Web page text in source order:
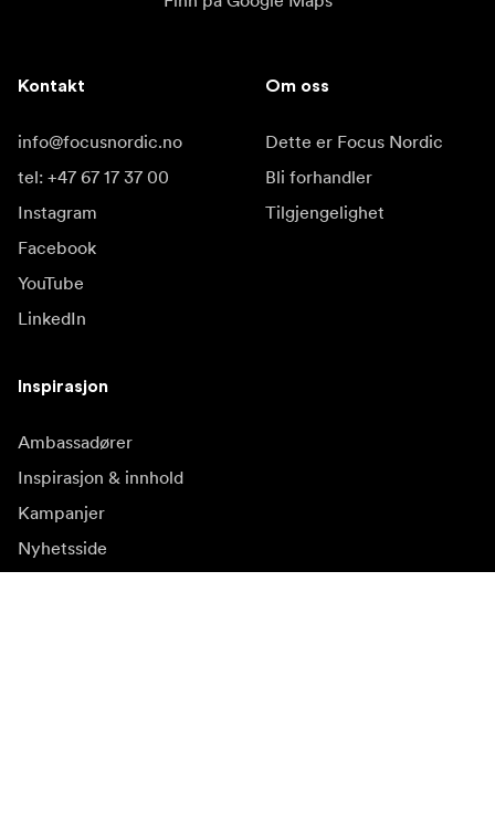
Kontakt
info@focusnordic.no
tel: +47 67 17 37 00
Instagram
Facebook
YouTube
LinkedIn
Om oss
Dette er Focus Nordic
Bli forhandler
Tilgjengelighet
Inspirasjon
Ambassadører
Inspirasjon & innhold
Kampanjer
Nyhetsside